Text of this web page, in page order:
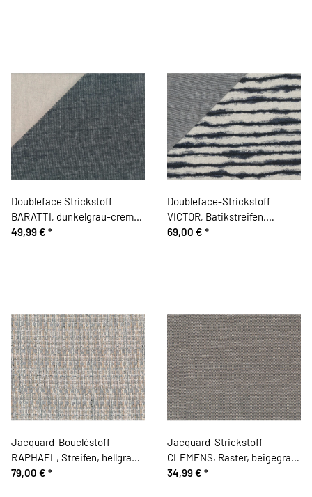
Doubleface Strickstoff
BARATTI, dunkelgrau-creme,
Hilco
49,99 € *
Doubleface-Strickstoff
VICTOR, Batikstreifen,
wollweiß-marineblau, Hilco
69,00 € *
Jacquard-Boucléstoff
RAPHAEL, Streifen, hellgrau.
Hilco
79,00 € *
Jacquard-Strickstoff
CLEMENS, Raster, beigegrau,
Hilco
34,99 € *